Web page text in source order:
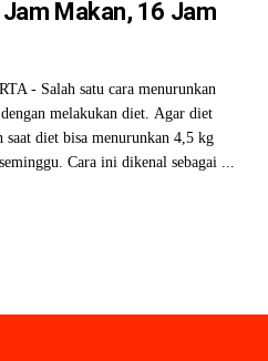
Makan, 16 Jam
- Salah satu cara menurunkan
melakukan diet. Agar diet
diet bisa menurunkan 4,5 kg
Cara ini dikenal sebagai ...